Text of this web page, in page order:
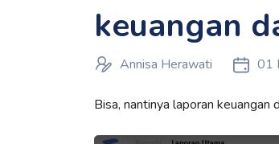
keuangan
Annisa Herawati 01
Bisa, nantinya laporan